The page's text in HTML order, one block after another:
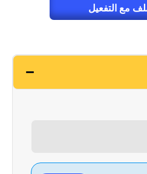
مع التفعيل